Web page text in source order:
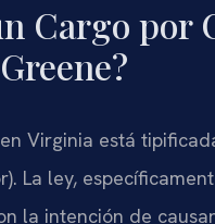
Cargo por
Virginia está
La ley,
la intención de